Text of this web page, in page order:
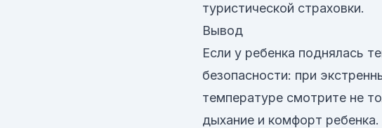
туристической страховки.
Вывод
Если у ребенка поднялась
безопасности: при
температуре смотрите не
дыхание и комфорт ребенка.